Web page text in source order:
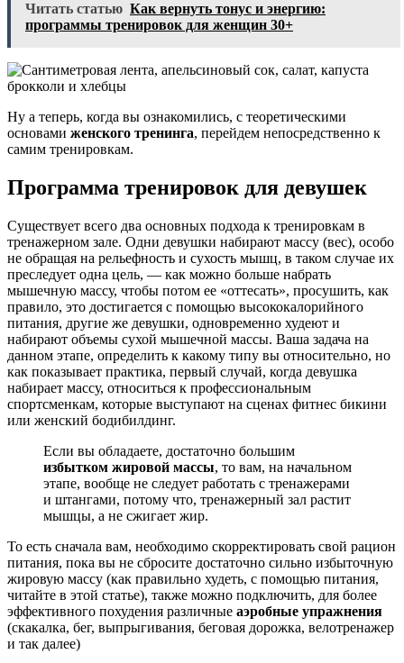
Читать статью Как вернуть тонус и энергию:
программы тренировок для женщин 30+
Ну а теперь, когда вы ознакомились, с теоретическими
основами женского тренинга, перейдем непосредственно к
самим тренировкам.
Программа тренировок для девушек
Существует всего два основных подхода к тренировкам в
тренажерном зале. Одни девушки набирают массу (вес), особо
не обращая на рельефность и сухость мышц, в таком случае их
преследует одна цель, — как можно больше набрать
мышечную массу, чтобы потом ее «оттесать», просушить, как
правило, это достигается с помощью высококалорийного
питания, другие же девушки, одновременно худеют и
набирают объемы сухой мышечной массы. Ваша задача на
данном этапе, определить к какому типу вы относительно, но
как показывает практика, первый случай, когда девушка
набирает массу, относиться к профессиональным
спортсменкам, которые выступают на сценах фитнес бикини
или женский бодибилдинг.
Если вы обладаете, достаточно большим
избытком жировой массы, то вам, на начальном
этапе, вообще не следует работать с тренажерами
и штангами, потому что, тренажерный зал растит
мышцы, а не сжигает жир.
То есть сначала вам, необходимо скорректировать свой рацион
питания, пока вы не сбросите достаточно сильно избыточную
жировую массу (как правильно худеть, с помощью питания,
читайте в этой статье), также можно подключить, для более
эффективного похудения различные аэробные упражнения
(скакалка, бег, выпрыгивания, беговая дорожка, велотренажер
и так далее)